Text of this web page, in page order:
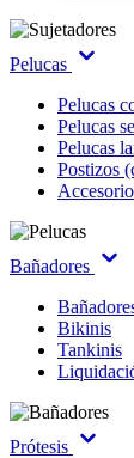
Pelucas
Pelucas
Pelucas
Pelucas
Postizos
Bañadores
Bikinis
Tankinis
Prótesis